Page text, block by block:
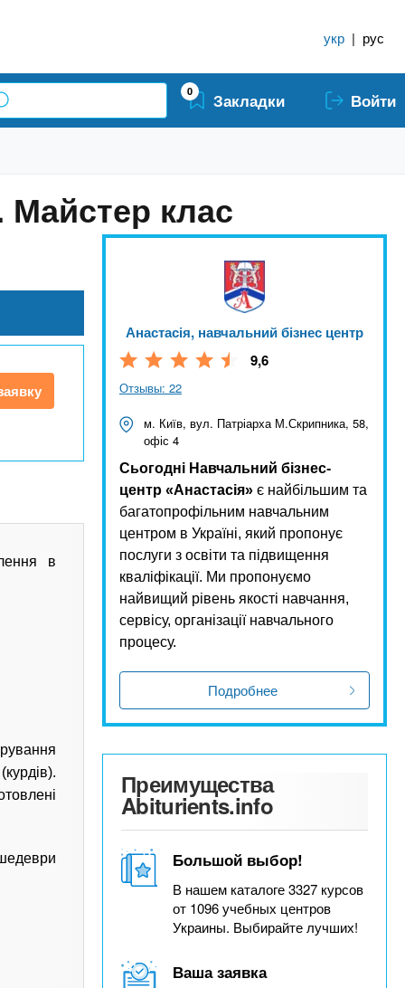
укр | рус
0 Закладки Войти
Майстер клас
в
Анастасія, навчальний бізнес центр
9,6
Отзывы: 22
м. Київ, вул. Патріарха М.Скрипника, 58,
офіс 4
Сьогодні Навчальний бізнес-
центр «Анастасія» є найбільшим та
багатопрофільним навчальним
центром в Україні, який пропонує
послуги з освіти та підвищення
кваліфікації. Ми пропонуємо
найвищий рівень якості навчання,
сервісу, організації навчального
процесу.
Подробнее
Преимущества
Abiturients.info
Большой выбор!
В нашем каталоге 3327 курсов
от 1096 учебных центров
Украины. Выбирайте лучших!
Ваша заявка